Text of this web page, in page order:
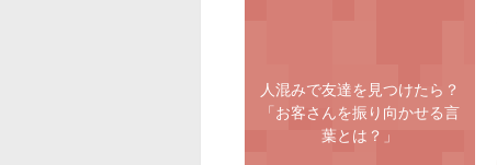
人混みで友達を見つけたら？
「お客さんを振り向かせる言
葉とは？」